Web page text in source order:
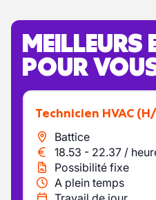
MEILLEURS
POUR
Technicien HVAC
Battice
18.53 - 22.37 /
Possibilité fixe
A plein temps